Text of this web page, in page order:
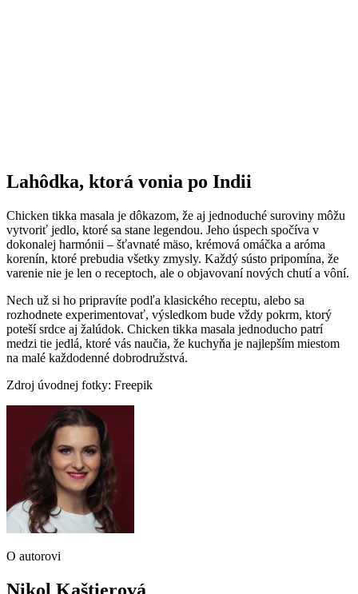
Lahôdka, ktorá vonia po Indii
Chicken tikka masala je dôkazom, že aj jednoduché suroviny môžu
vytvoriť jedlo, ktoré sa stane legendou. Jeho úspech spočíva v
dokonalej harmónii – šťavnaté mäso, krémová omáčka a aróma
korenín, ktoré prebudia všetky zmysly. Každý sústo pripomína, že
varenie nie je len o receptoch, ale o objavovaní nových chutí a vôní.
Nech už si ho pripravíte podľa klasického receptu, alebo sa
rozhodnete experimentovať, výsledkom bude vždy pokrm, ktorý
poteší srdce aj žalúdok. Chicken tikka masala jednoducho patrí
medzi tie jedlá, ktoré vás naučia, že kuchyňa je najlepším miestom
na malé každodenné dobrodružstvá.
Zdroj úvodnej fotky: Freepik
O autorovi